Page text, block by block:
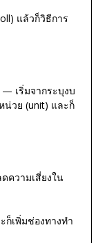
แล้วก็วิธีการ
— เริ่มจากระบุงบ
วย (unit) และก็
ความเสี่ยงใน
ก็เพิ่มช่องทางทำ